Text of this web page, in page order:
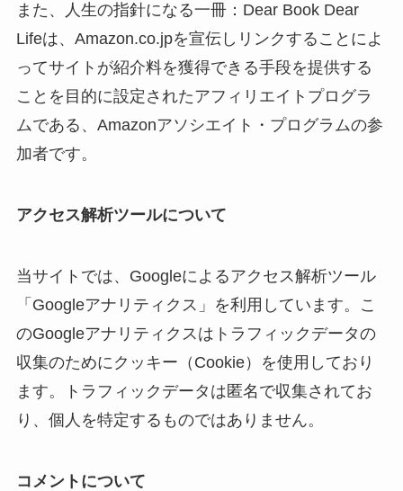
また、人生の指針になる一冊：Dear Book Dear
Lifeは、Amazon.co.jpを宣伝しリンクすることによ
ってサイトが紹介料を獲得できる手段を提供する
ことを目的に設定されたアフィリエイトプログラ
ムである、Amazonアソシエイト・プログラムの参
加者です。
アクセス解析ツールについて
当サイトでは、Googleによるアクセス解析ツール
「Googleアナリティクス」を利用しています。こ
のGoogleアナリティクスはトラフィックデータの
収集のためにクッキー（Cookie）を使用しており
ます。トラフィックデータは匿名で収集されてお
り、個人を特定するものではありません。
コメントについて